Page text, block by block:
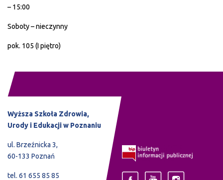
– 15:00
Soboty – nieczynny
pok. 105 (I piętro)
Wyższa Szkoła Zdrowia,
Urody i Edukacji w Poznaniu
ul. Brzeźnicka 3,
60-133 Poznań
tel. 61 655 85 85